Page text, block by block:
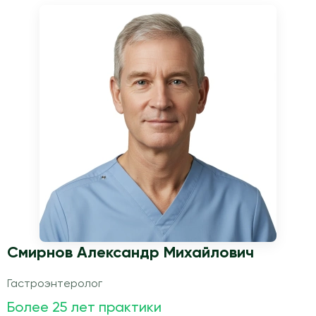
Смирнов Александр Михайлович
Гастроэнтеролог
Более 25 лет практики